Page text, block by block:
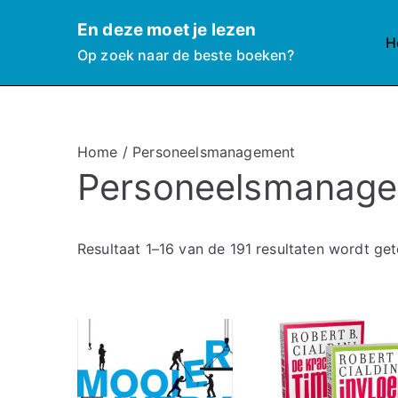
inhoud
En deze moet je lezen
Op zoek naar de beste boeken?
Home / Personeelsmanagement
Resultaat 1–16 van de 191 resultaten wordt